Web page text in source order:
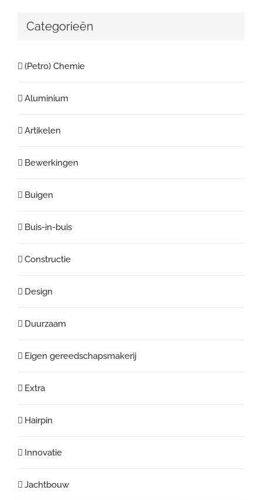
Categorieën
(Petro) Chemie
Aluminium
Artikelen
Bewerkingen
Buigen
Buis-in-buis
Constructie
Design
Duurzaam
Eigen gereedschapsmakerij
Extra
Hairpin
Innovatie
Jachtbouw